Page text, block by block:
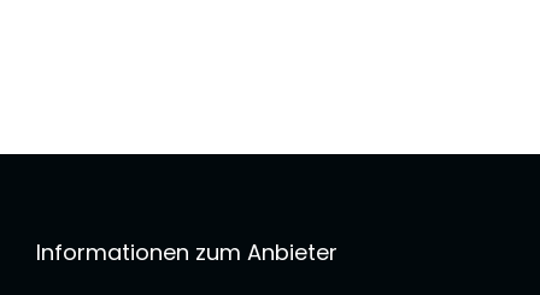
Informationen zum Anbieter